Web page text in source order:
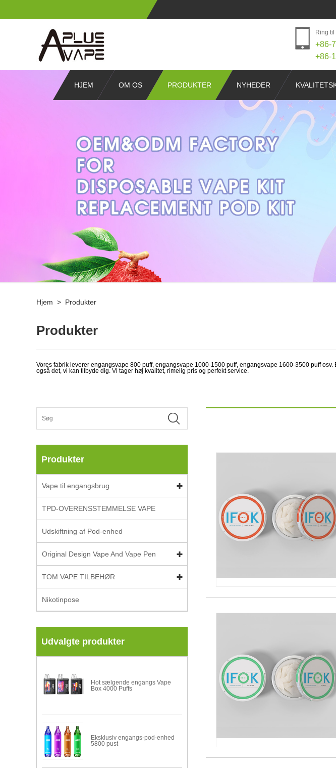
Ring til
+86-
+86-
HJEM OM OS PRODUKTER NYHEDER
Hjem > Produkter
Produkter
Vores fabrik leverer engangsvape 800 puff, engangsvape 1000-1500 puff, engangsvape 1600-3500 puff
også det, vi kan tilbyde dig. Vi tager høj kvalitet, rimelig pris og perfekt service.
Produkter
Vape til engangsbrug
TPD-OVERENSSTEMMELSE VAPE
Udskiftning af Pod-enhed
Original Design Vape And Vape Pen
TOM VAPE TILBEHØR
Nikotinpose
Udvalgte produkter
Hot sælgende engangs Vape
Box 4000 Puffs
Eksklusiv engangs-pod-enhed
5800 pust